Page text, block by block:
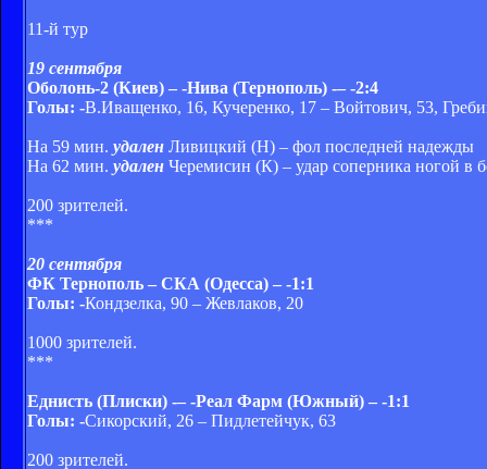
11-й тур
19 сентября
Оболонь-2 (Киев) – -Нива (Тернополь) -– -2:4
Голы: -В.Иващенко, 16, Кучеренко, 17 – Войтович, 53,
На 59 мин. удален Ливицкий (Н) – фол последней надежды
На 62 мин. удален Черемисин (К) – удар соперника ногой в
200 зрителей.
***
20 сентября
ФК Тернополь – СКА (Одесса) – -1:1
Голы: -Кондзелка, 90 – Жевлаков, 20
1000 зрителей.
***
Еднисть (Плиски) -– -Реал Фарм (Южный) – -1:1
Голы: -Сикорский, 26 – Пидлетейчук, 63
200 зрителей.